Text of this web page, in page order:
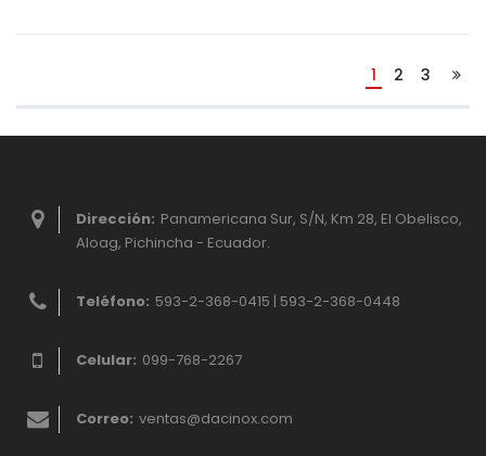
1 2 3
Dirección: Panamericana Sur, S/N, Km 28, El Obelisco,
Aloag, Pichincha - Ecuador.
Teléfono: 593-2-368-0415 | 593-2-368-0448
Celular: 099-768-2267
Correo: ventas@dacinox.com